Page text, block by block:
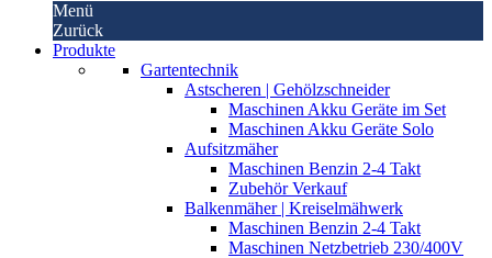
Menü
Zurück
Produkte
Gartentechnik
Astscheren | Gehölzschneider
Maschinen Akku Geräte im Set
Maschinen Akku Geräte Solo
Aufsitzmäher
Maschinen Benzin 2-4 Takt
Zubehör Verkauf
Balkenmäher | Kreiselmähwerk
Maschinen Benzin 2-4 Takt
Maschinen Netzbetrieb 230/400V